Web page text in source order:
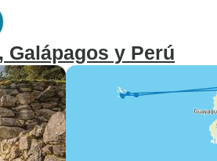
Galápagos y Perú